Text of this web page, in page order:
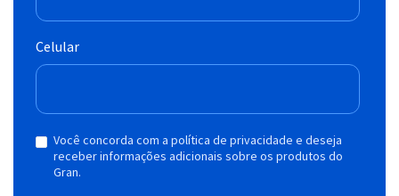
Celular
Você concorda com a política de privacidade e deseja
receber informações adicionais sobre os produtos do
Gran.